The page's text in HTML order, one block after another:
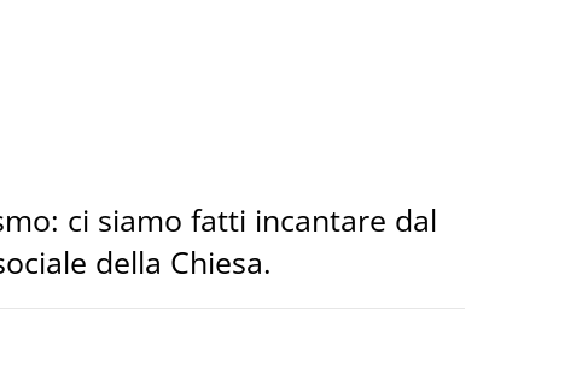
ci siamo fatti incantare dal
della Chiesa.